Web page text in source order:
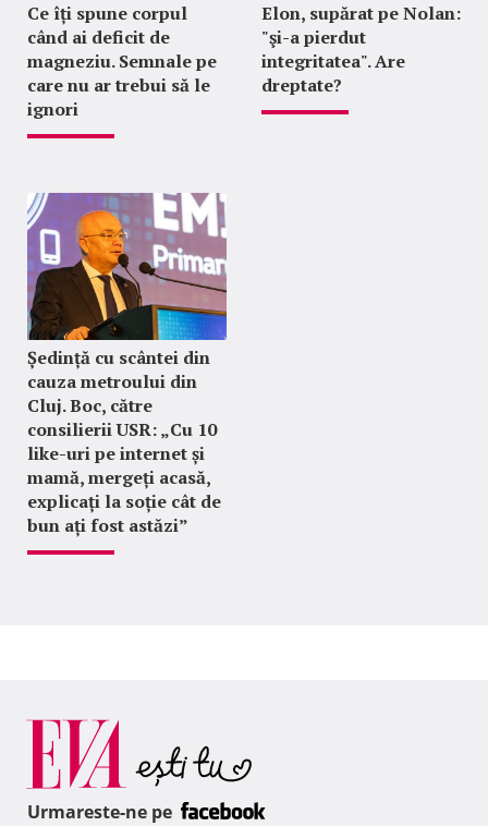
Ce îți spune corpul
când ai deficit de
magneziu. Semnale pe
care nu ar trebui să le
ignori
Elon, supărat pe Nolan:
"şi-a pierdut
integritatea". Are
dreptate?
Ședință cu scântei din
cauza metroului din
Cluj. Boc, către
consilierii USR: „Cu 10
like-uri pe internet și
mamă, mergeți acasă,
explicați la soție cât de
bun ați fost astăzi”
Urmareste-ne pe